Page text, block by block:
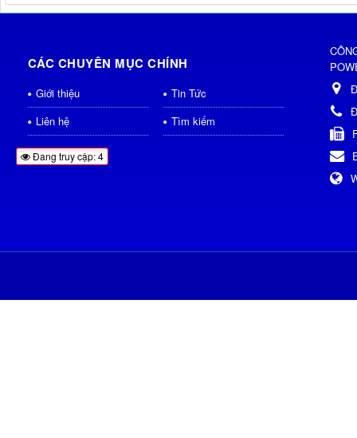
CÁC CHUYÊN MỤC CHÍNH
Giới thiệu
Tin Tức
Liên hệ
Tìm kiếm
Đang truy cập: 4